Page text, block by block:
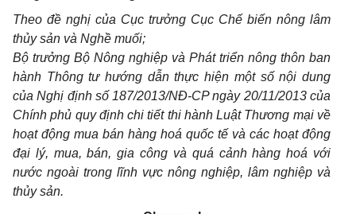
Theo đề nghị của Cục trưởng Cục Chế biến nông lâm
thủy sản và Nghề muối;
Bộ trưởng Bộ Nông nghiệp và Phát triển nông thôn ban
hành Thông tư hướng dẫn thực hiện một số nội dung
của Nghị định số 187/2013/NĐ-CP ngày 20/11/2013 của
Chính phủ quy định chi tiết thi hành Luật Thương mại về
hoạt động mua bán hàng hoá quốc tế và các hoạt động
đại lý, mua, bán, gia công và quá cảnh hàng hoá với
nước ngoài trong lĩnh vực nông nghiệp, lâm nghiệp và
thủy sản.